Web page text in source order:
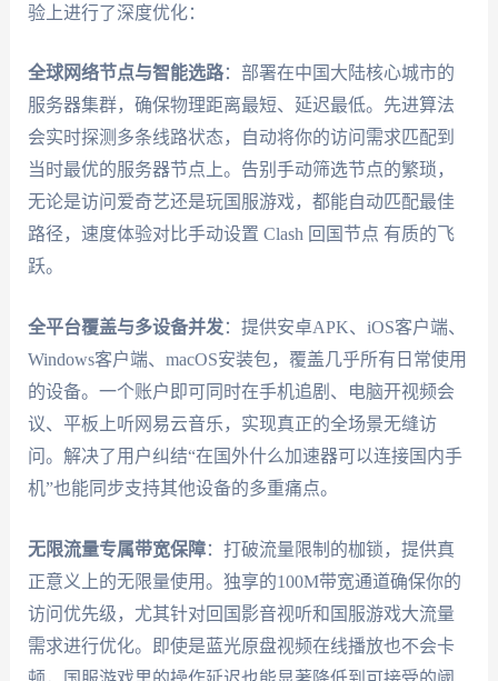
验上进行了深度优化：
全球网络节点与智能选路：部署在中国大陆核心城市的
服务器集群，确保物理距离最短、延迟最低。先进算法
会实时探测多条线路状态，自动将你的访问需求匹配到
当时最优的服务器节点上。告别手动筛选节点的繁琐，
无论是访问爱奇艺还是玩国服游戏，都能自动匹配最佳
路径，速度体验对比手动设置 Clash 回国节点 有质的飞
跃。
全平台覆盖与多设备并发：提供安卓APK、iOS客户端、
Windows客户端、macOS安装包，覆盖几乎所有日常使用
的设备。一个账户即可同时在手机追剧、电脑开视频会
议、平板上听网易云音乐，实现真正的全场景无缝访
问。解决了用户纠结“在国外什么加速器可以连接国内手
机”也能同步支持其他设备的多重痛点。
无限流量专属带宽保障：打破流量限制的枷锁，提供真
正意义上的无限量使用。独享的100M带宽通道确保你的
访问优先级，尤其针对回国影音视听和国服游戏大流量
需求进行优化。即使是蓝光原盘视频在线播放也不会卡